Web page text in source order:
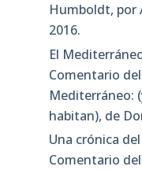
Humboldt, por
2016.
El
Comentario
Mediterráneo:
habitan), de
Una crónica
Comentario